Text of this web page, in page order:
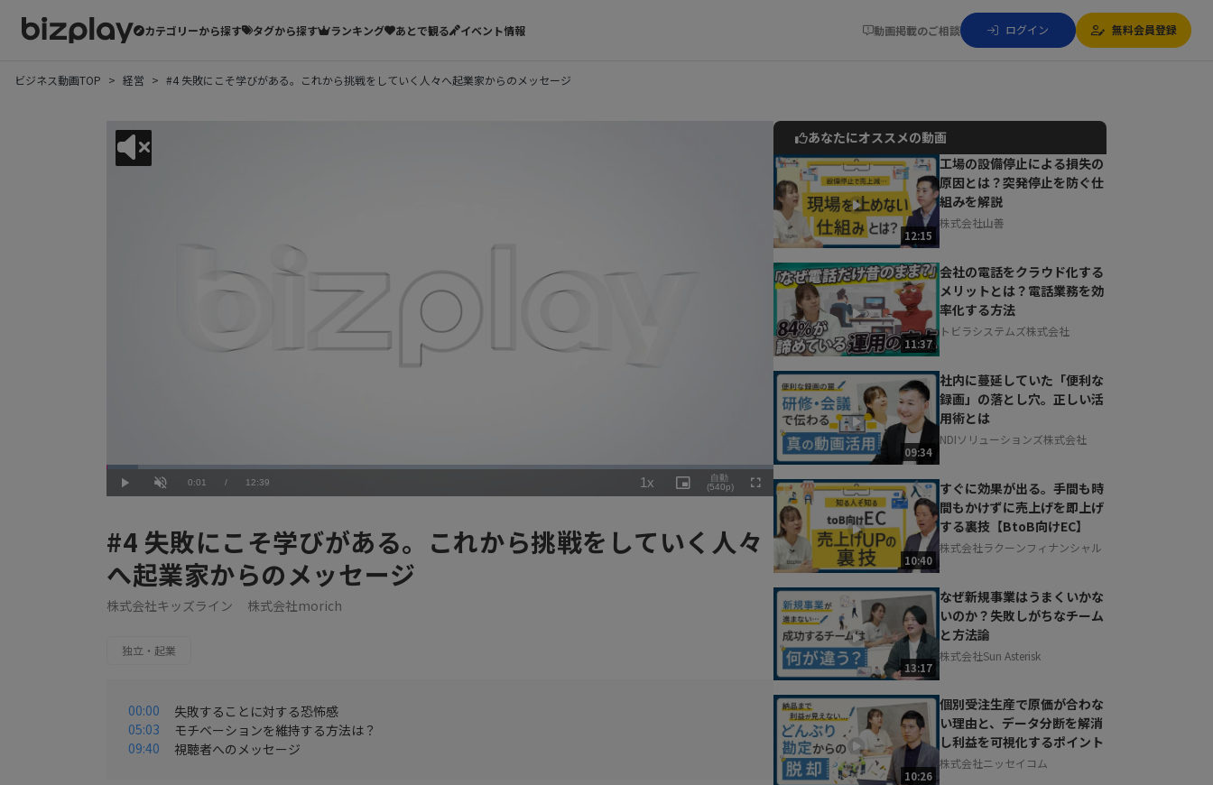
カテゴリーから探す タグから探す ランキング あとで観る イベント情報 動画掲載のご相談 ログイン 無料会員登録
ビジネス動画TOP 経営 #4 失敗にこそ学びがある。これから挑戦をしていく人々へ起業家からのメッセージ
Play UnmuteCurrent
0:01 / Duration
12:39
Loaded:
4.75%
1x
Rate
Picture-
in-
自動
(540p)
Fullscreen
#4 失敗にこそ学びがある。これから挑戦をしていく人々
へ起業家からのメッセージ
株式会社キッズライン 株式会社morich
独立・起業
00:00
失敗することに対する恐怖感
05:03
モチベーションを維持する方法は？
09:40
視聴者へのメッセージ
動画でご紹介しているサービスについて
お気軽にご相談・ご質問いただけます！
30秒でお申し込み可能
相談を希望する 無料
あなたにオススメの動画
12:15
工場の設備停止による損失の
原因とは？突発停止を防ぐ仕
組みを解説
株式会社山善
11:37
会社の電話をクラウド化する
メリットとは？電話業務を効
率化する方法
トビラシステムズ株式会社
09:34
社内に蔓延していた「便利な
録画」の落とし穴。正しい活
用術とは
NDIソリューションズ株式会社
10:40
すぐに効果が出る。手間も時
間もかけずに売上げを即上げ
する裏技【BtoB向けEC】
株式会社ラクーンフィナンシャル
13:17
なぜ新規事業はうまくいかな
いのか？失敗しがちなチーム
と方法論
株式会社Sun Asterisk
10:26
個別受注生産で原価が合わな
い理由と、データ分断を解消
し利益を可視化するポイント
株式会社ニッセイコム